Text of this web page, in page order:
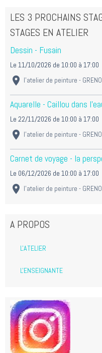
LES 3 PROCHAINS
STAGES EN ATELIER
Dessin - Fusain
Le 11/10/2026 de 10:00 à 17:00
l'atelier de peinture -
Aquarelle - Caillou dans
Le 22/11/2026 de 10:00 à 17:00
l'atelier de peinture -
Carnet de voyage - la
Le 06/12/2026 de 10:00 à 17:00
l'atelier de peinture -
A PROPOS
L'ATELIER
L'ENSEIGNANTE